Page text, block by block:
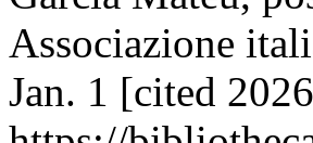
Associazione
Jan. 1 [cited